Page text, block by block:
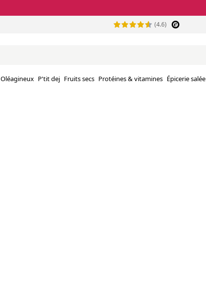
(4.6)
Oléagineux P'tit dej Fruits secs Protéines & vitamines Épicerie salée